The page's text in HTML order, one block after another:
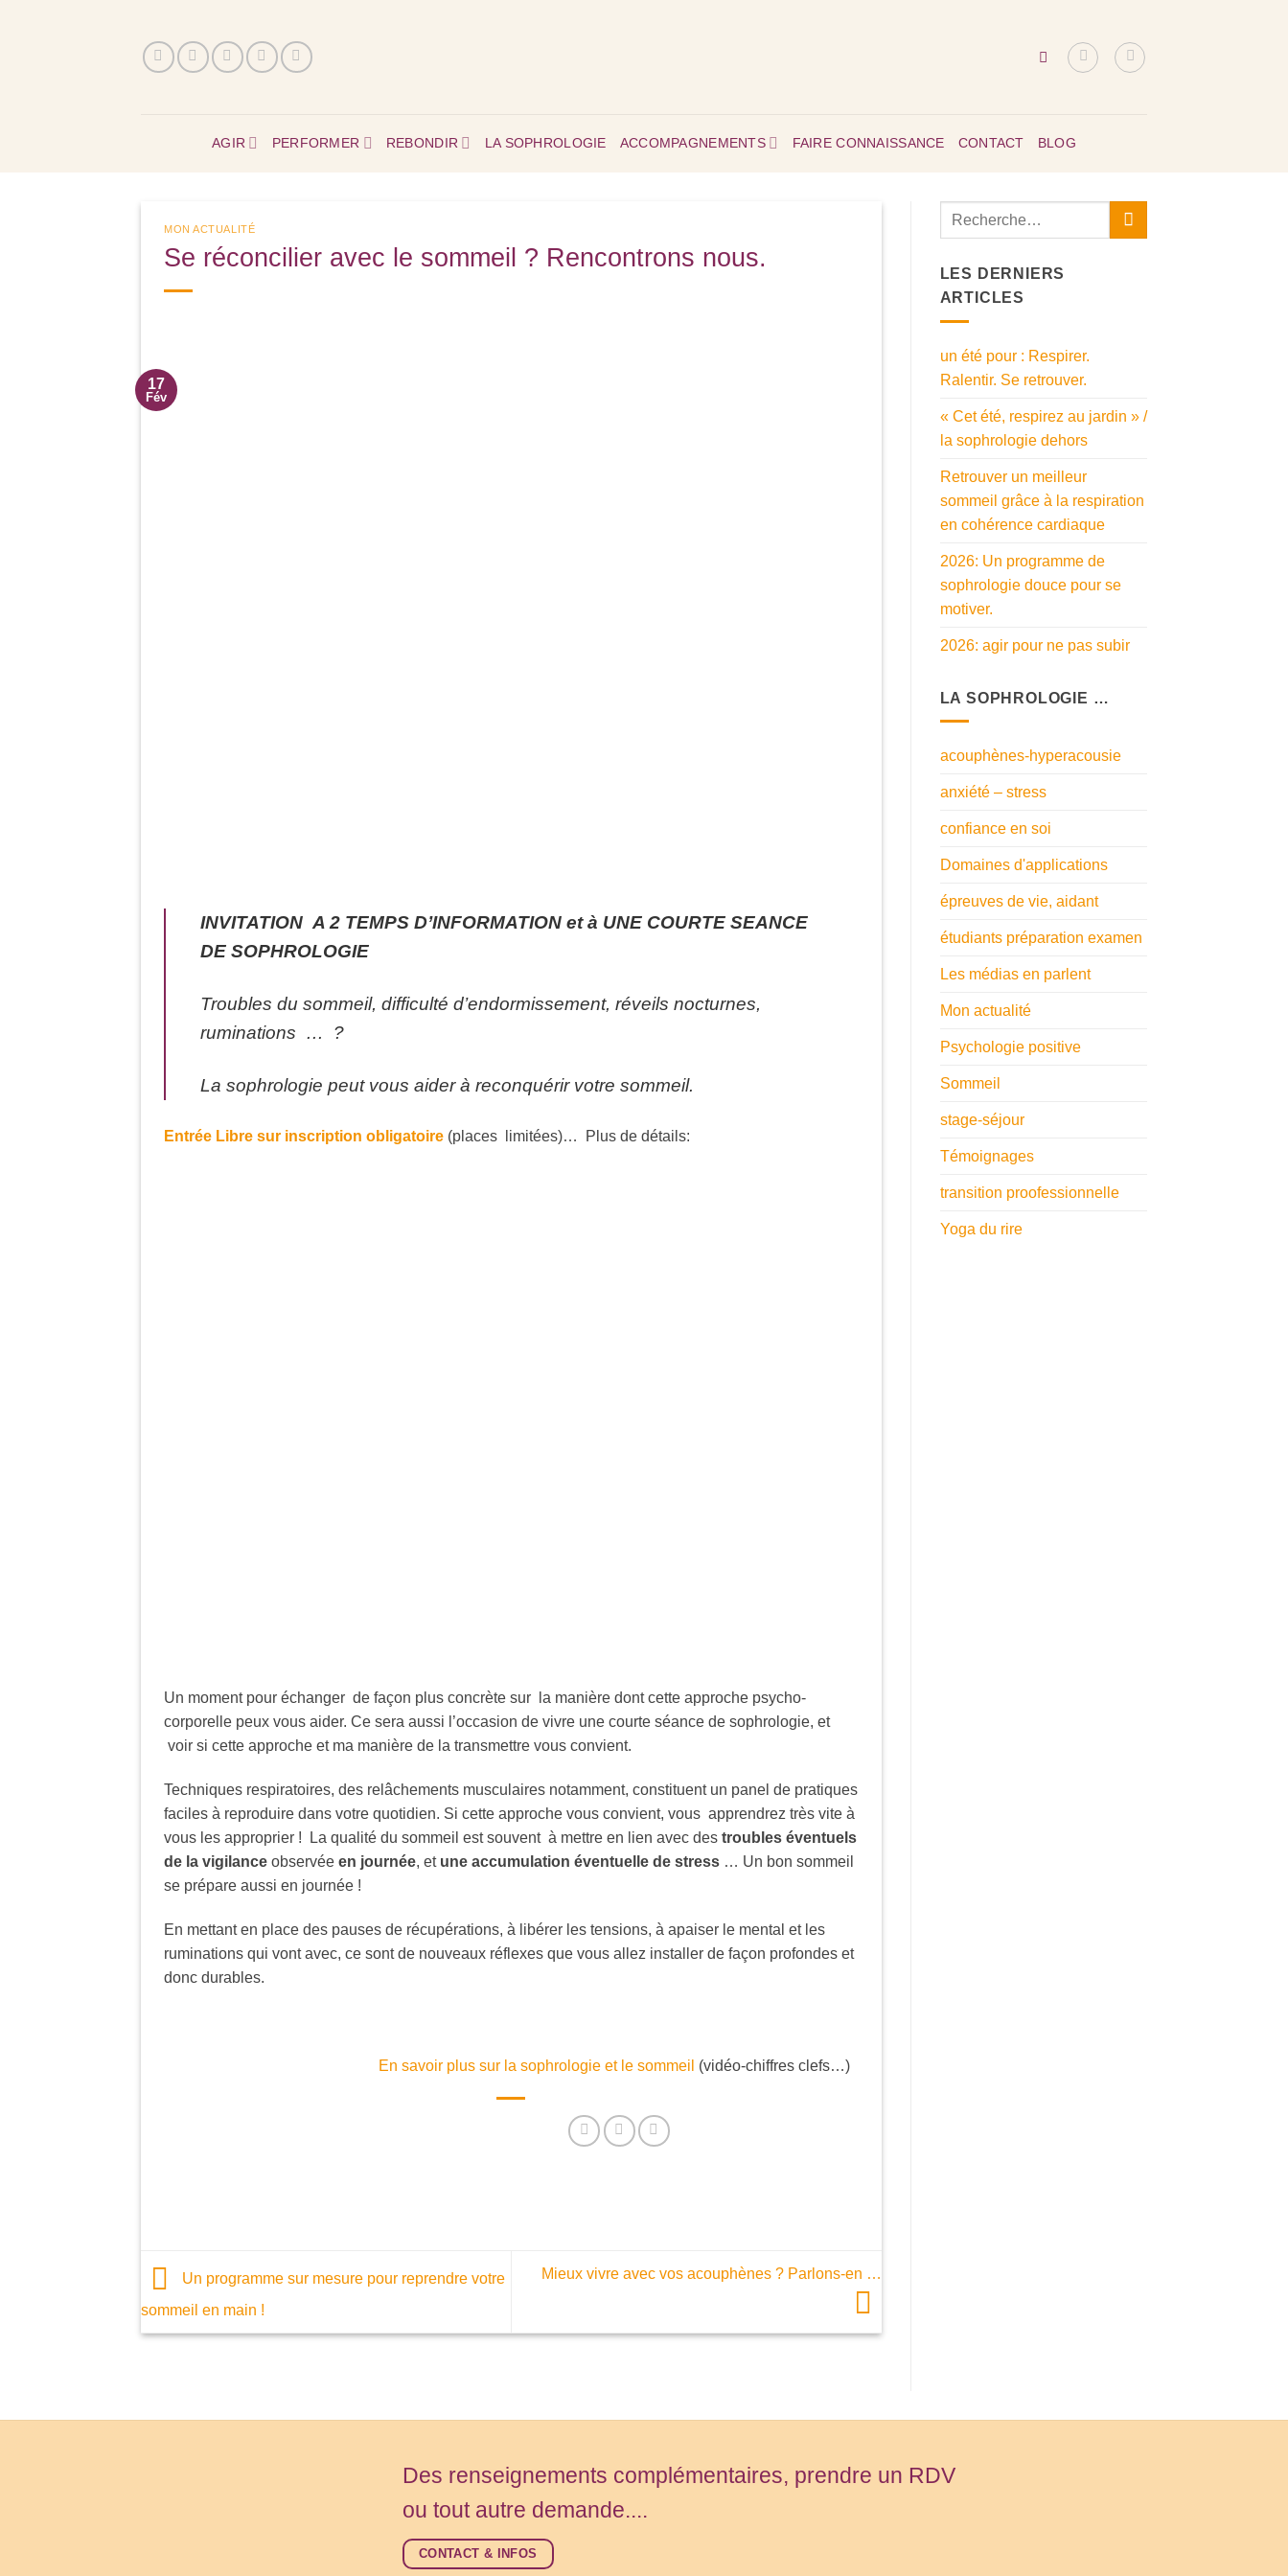
AGIR PERFORMER REBONDIR LA SOPHROLOGIE ACCOMPAGNEMENTS FAIRE CONNAISSANCE CONTACT BLOG
MON ACTUALITÉ
Se réconcilier avec le sommeil ? Rencontrons nous.
17
Fév
INVITATION A 2 TEMPS D’INFORMATION et à UNE COURTE SEANCE
DE SOPHROLOGIE
Troubles du sommeil, difficulté d’endormissement, réveils nocturnes,
ruminations … ?
La sophrologie peut vous aider à reconquérir votre sommeil.
Entrée Libre sur inscription obligatoire (places limitées)… Plus de détails:
Un moment pour échanger de façon plus concrète sur la manière dont cette approche psycho-
corporelle peux vous aider. Ce sera aussi l’occasion de vivre une courte séance de sophrologie, et
voir si cette approche et ma manière de la transmettre vous convient.
Techniques respiratoires, des relâchements musculaires notamment, constituent un panel de pratiques
faciles à reproduire dans votre quotidien. Si cette approche vous convient, vous apprendrez très vite à
vous les approprier ! La qualité du sommeil est souvent à mettre en lien avec des troubles éventuels
de la vigilance observée en journée, et une accumulation éventuelle de stress … Un bon sommeil
se prépare aussi en journée !
En mettant en place des pauses de récupérations, à libérer les tensions, à apaiser le mental et les
ruminations qui vont avec, ce sont de nouveaux réflexes que vous allez installer de façon profondes et
donc durables.
En savoir plus sur la sophrologie et le sommeil (vidéo-chiffres clefs…)
Un programme sur mesure pour reprendre votre
sommeil en main !
Mieux vivre avec vos acouphènes ? Parlons-en …
LES DERNIERS
ARTICLES
un été pour : Respirer.
Ralentir. Se retrouver.
« Cet été, respirez au jardin » /
la sophrologie dehors
Retrouver un meilleur
sommeil grâce à la respiration
en cohérence cardiaque
2026: Un programme de
sophrologie douce pour se
motiver.
2026: agir pour ne pas subir
LA SOPHROLOGIE …
acouphènes-hyperacousie
anxiété – stress
confiance en soi
Domaines d'applications
épreuves de vie, aidant
étudiants préparation examen
Les médias en parlent
Mon actualité
Psychologie positive
Sommeil
stage-séjour
Témoignages
transition proofessionnelle
Yoga du rire
Des renseignements complémentaires, prendre un RDV
ou tout autre demande....
CONTACT & INFOS